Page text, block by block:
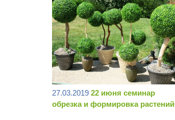
27.03.2019 22 июня семинар
обрезка и формировка растений